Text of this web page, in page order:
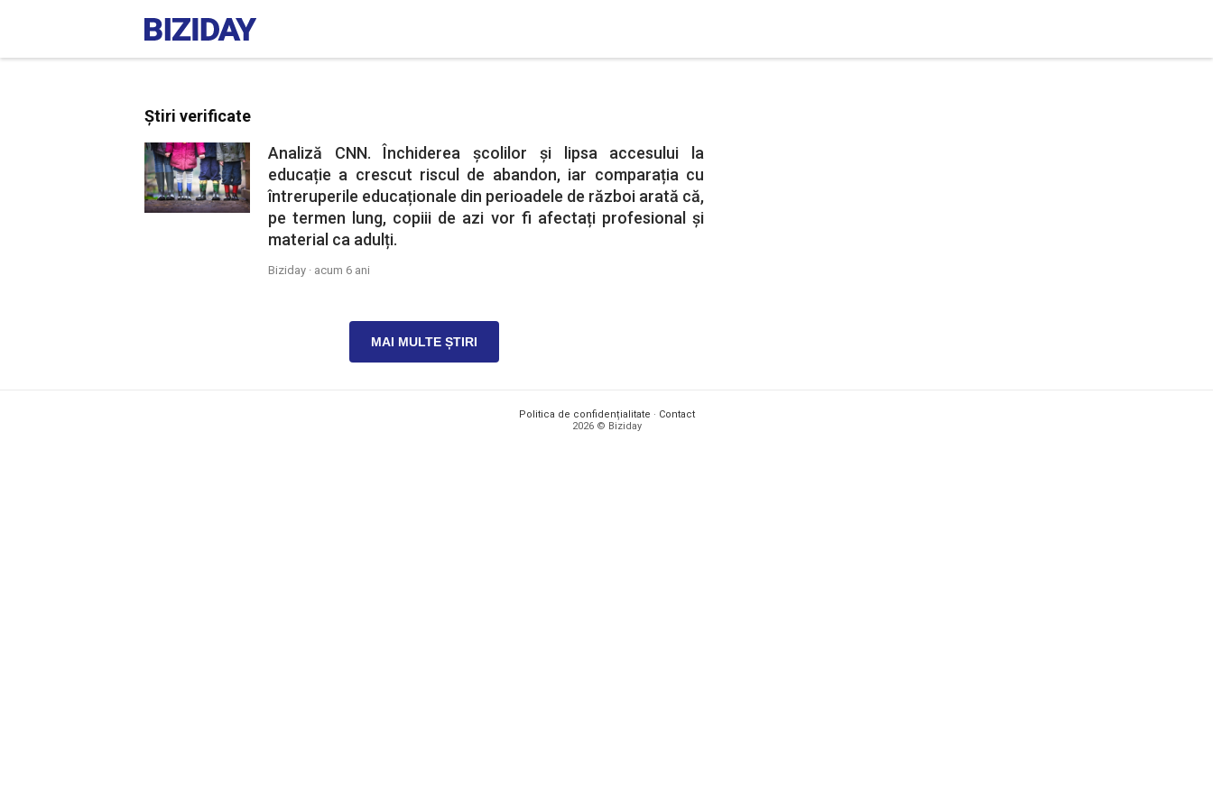
Știri verificate
Analiză CNN. Închiderea școlilor și lipsa accesului la
educație a crescut riscul de abandon, iar comparația cu
întreruperile educaționale din perioadele de război arată că,
pe termen lung, copiii de azi vor fi afectați profesional și
material ca adulți.
Biziday · acum 6 ani
MAI MULTE ȘTIRI
Politica de confidențialitate · Contact
2026 © Biziday